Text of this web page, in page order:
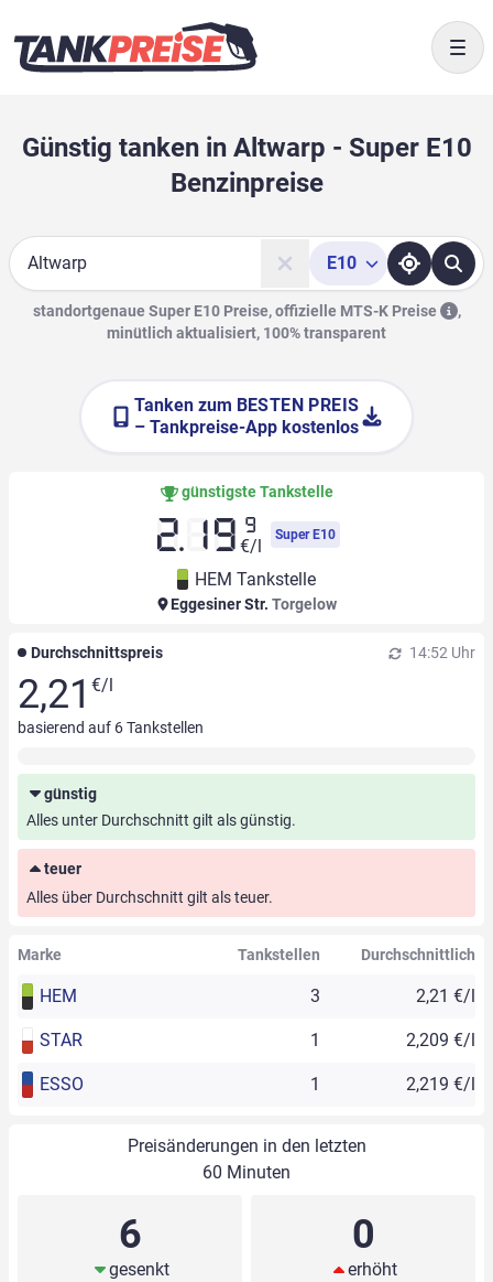
Günstig tanken in Altwarp - Super E10
Benzinpreise
Suche
E10
standortgenaue Super E10 Preise, offizielle MTS-K Preise
,
minütlich aktualisiert, 100% transparent
Tanken zum BESTEN PREIS
– Tankpreise-App kostenlos
günstigste Tankstelle
2.19 9
€/l
Super E10
HEM Tankstelle
Eggesiner Str. Torgelow
Durchschnittspreis 14:52 Uhr
2,21 €/l
basierend auf 6Tankstellen
günstig
Alles unter Durchschnitt gilt als günstig.
teuer
Alles über Durchschnitt gilt als teuer.
Marke Tankstellen Durchschnittlich
HEM 3 2,21 €/l
STAR 1 2,209 €/l
ESSO 1 2,219 €/l
Preisänderungen in den letzten
60 Minuten
6
gesenkt
0
erhöht